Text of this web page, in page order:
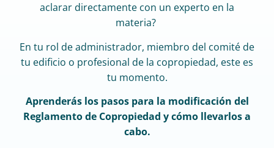
aclarar directamente con un experto en la
materia?
En tu rol de administrador, miembro del comité de
tu edificio o profesional de la copropiedad, este es
tu momento.
Aprenderás los pasos para la modificación del
Reglamento de Copropiedad y cómo llevarlos a
cabo.